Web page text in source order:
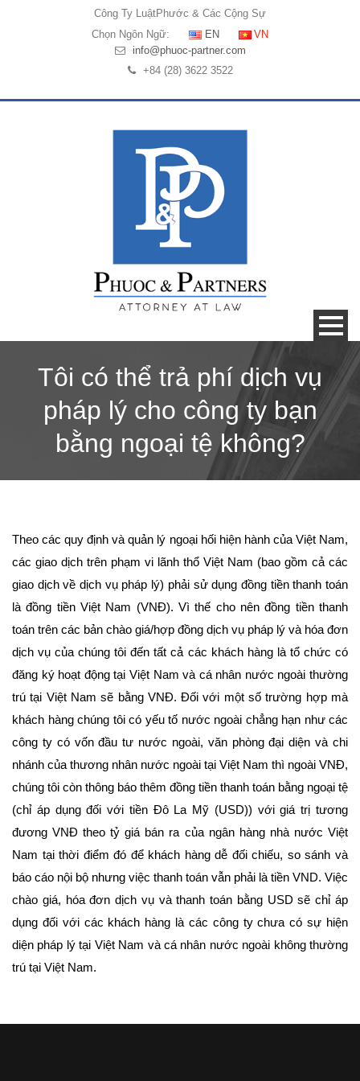
Công Ty LuậtPhước & Các Cộng Sự
Chọn Ngôn Ngữ:
EN
VN
info@phuoc-partner.com
+84 (28) 3622 3522
Tôi có thể trả phí dịch vụ
pháp lý cho công ty bạn
bằng ngoại tệ không?
Theo các quy định và quản lý ngoại hối hiện hành của Việt Nam,
các giao dịch trên phạm vi lãnh thổ Việt Nam (bao gồm cả các
giao dịch về dịch vụ pháp lý) phải sử dụng đồng tiền thanh toán
là đồng tiền Việt Nam (VNĐ). Vì thế cho nên đồng tiền thanh
toán trên các bản chào giá/hợp đồng dịch vụ pháp lý và hóa đơn
dịch vụ của chúng tôi đến tất cả các khách hàng là tổ chức có
đăng ký hoạt động tại Việt Nam và cá nhân nước ngoài thường
trú tại Việt Nam sẽ bằng VNĐ. Đối với một số trường hợp mà
khách hàng chúng tôi có yếu tố nước ngoài chẳng hạn như các
công ty có vốn đầu tư nước ngoài, văn phòng đại diện và chi
nhánh của thương nhân nước ngoài tại Việt Nam thì ngoài VNĐ,
chúng tôi còn thông báo thêm đồng tiền thanh toán bằng ngoại tệ
(chỉ áp dụng đối với tiền Đô La Mỹ (USD)) với giá trị tương
đương VNĐ theo tỷ giá bán ra của ngân hàng nhà nước Việt
Nam tại thời điểm đó để khách hàng dễ đối chiếu, so sánh và
báo cáo nội bộ nhưng việc thanh toán vẫn phải là tiền VND. Việc
chào giá, hóa đơn dịch vụ và thanh toán bằng USD sẽ chỉ áp
dụng đối với các khách hàng là các công ty chưa có sự hiện
diện pháp lý tại Việt Nam và cá nhân nước ngoài không thường
trú tại Việt Nam.